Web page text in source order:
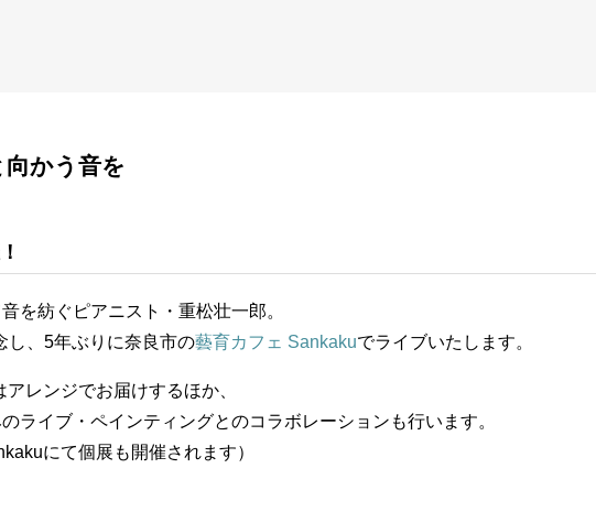
かう音を
を紡ぐピアニスト・重松壮一郎。
し、5年ぶりに奈良市の藝育カフェ Sankakuでライブいたします。
レンジでお届けするほか、
ライブ・ペインティングとのコラボレーションも行います。
にて個展も開催されます）